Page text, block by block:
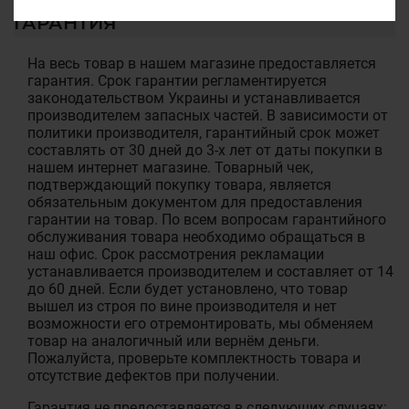
ГАРАНТИЯ
На весь товар в нашем магазине предоставляется
гарантия. Срок гарантии регламентируется
законодательством Украины и устанавливается
производителем запасных частей. В зависимости от
политики производителя, гарантийный срок может
составлять от 30 дней до 3-х лет от даты покупки в
нашем интернет магазине. Товарный чек,
подтверждающий покупку товара, является
обязательным документом для предоставления
гарантии на товар. По всем вопросам гарантийного
обслуживания товара необходимо обращаться в
наш офис. Срок рассмотрения рекламации
устанавливается производителем и составляет от 14
до 60 дней. Если будет установлено, что товар
вышел из строя по вине производителя и нет
возможности его отремонтировать, мы обменяем
товар на аналогичный или вернём деньги.
Пожалуйста, проверьте комплектность товара и
отсутствие дефектов при получении.